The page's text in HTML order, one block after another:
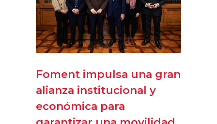
Foment impulsa una gran
alianza institucional y
económica para